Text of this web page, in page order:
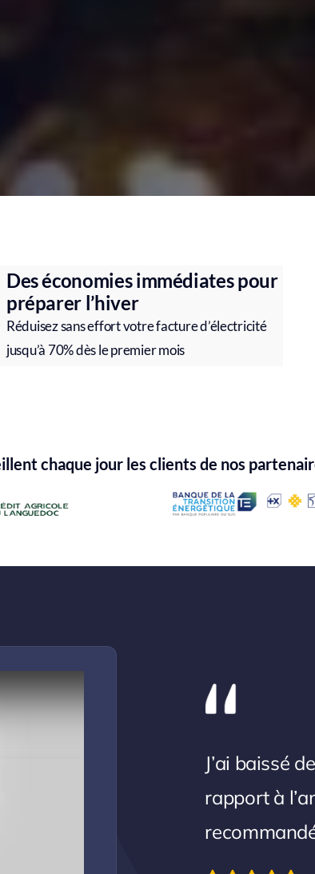
Des économies immédiates pour
préparer l’hiver
Réduisez sans effort votre facture d’électricité
jusqu’à 70% dès le premier mois
chaque jour les clients de nos
J’ai baissé
rapport à